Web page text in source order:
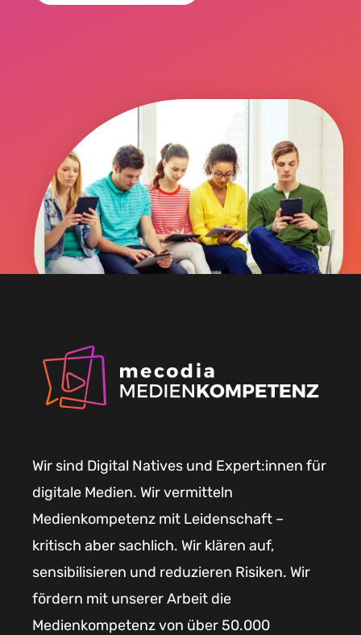
Wir sind Digital Natives und Expert:innen für
digitale Medien. Wir vermitteln
Medienkompetenz mit Leidenschaft –
kritisch aber sachlich. Wir klären auf,
sensibilisieren und reduzieren Risiken. Wir
fördern mit unserer Arbeit die
Medienkompetenz von über 50.000